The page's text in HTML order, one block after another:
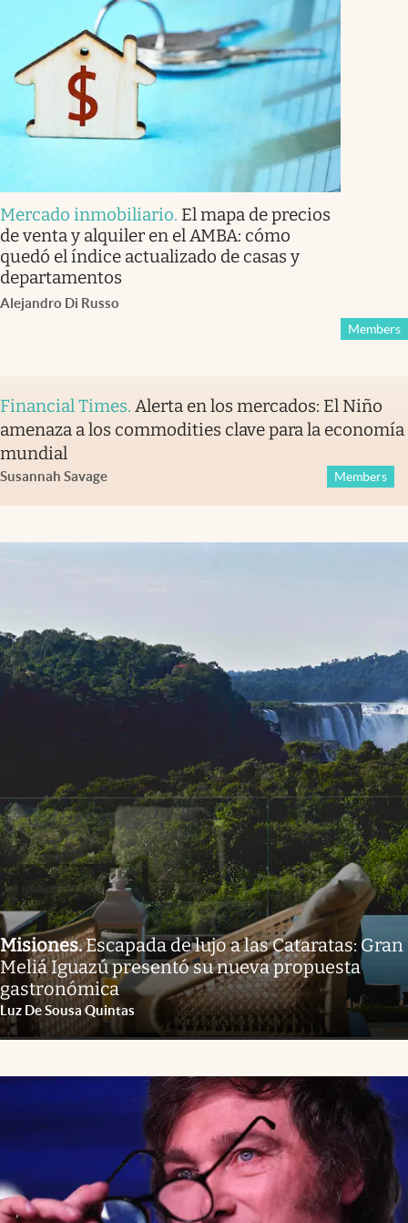
Mercado inmobiliario. El mapa de precios
de venta y alquiler en el AMBA: cómo
quedó el índice actualizado de casas y
departamentos
Alejandro Di Russo
Members
Financial Times. Alerta en los mercados: El Niño
amenaza a los commodities clave para la economía
mundial
Susannah Savage Members
Misiones.Escapada de lujo a las Cataratas: Gran
Meliá Iguazú presentó su nueva propuesta
gastronómica
Luz De Sousa Quintas